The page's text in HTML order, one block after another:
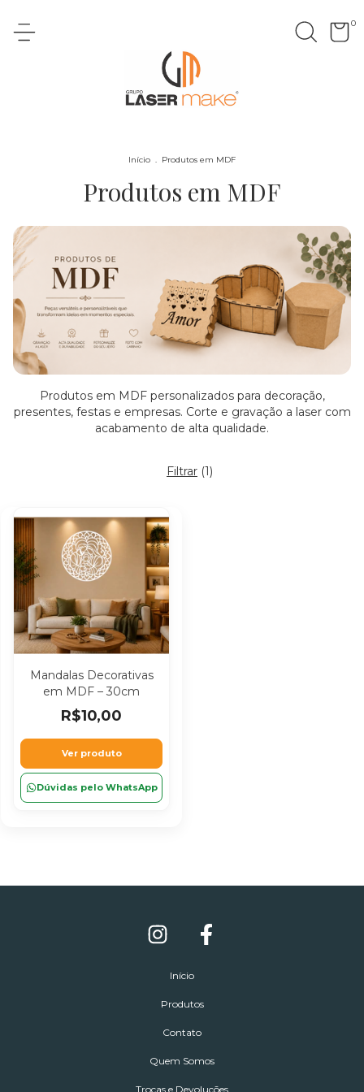
0
Início . Produtos em MDF
Produtos em MDF
Produtos em MDF personalizados para decoração,
presentes, festas e empresas. Corte e gravação a laser com
acabamento de alta qualidade.
Filtrar (1)
Mandalas Decorativas
em MDF – 30cm
R$10,00
Ver produto
Dúvidas pelo WhatsApp
Início
Produtos
Contato
Quem Somos
Trocas e Devoluções